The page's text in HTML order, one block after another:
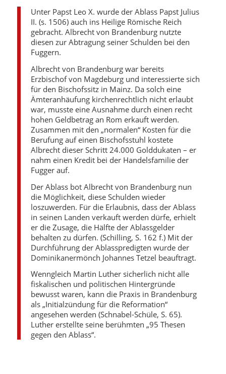
Unter Papst Leo X. wurde der Ablass Papst Julius
II. (s. 1506) auch ins Heilige Römische Reich
gebracht. Albrecht von Brandenburg nutzte
diesen zur Abtragung seiner Schulden bei den
Fuggern.
Albrecht von Brandenburg war bereits
Erzbischof von Magdeburg und interessierte sich
für den Bischofssitz in Mainz. Da solch eine
Ämteranhäufung kirchenrechtlich nicht erlaubt
war, musste eine Ausnahme durch einen recht
hohen Geldbetrag an Rom erkauft werden.
Zusammen mit den „normalen“ Kosten für die
Berufung auf einen Bischofsstuhl kostete
Albrecht dieser Schritt 24.000 Golddukaten – er
nahm einen Kredit bei der Handelsfamilie der
Fugger auf.
Der Ablass bot Albrecht von Brandenburg nun
die Möglichkeit, diese Schulden wieder
loszuwerden. Für die Erlaubnis, dass der Ablass
in seinen Landen verkauft werden dürfe, erhielt
er die Zusage, die Hälfte der Ablassgelder
behalten zu dürfen. (Schilling, S. 162 f.) Mit der
Durchführung der Ablasspredigten wurde der
Dominikanermönch Johannes Tetzel beauftragt.
Wenngleich Martin Luther sicherlich nicht alle
fiskalischen und politischen Hintergründe
bewusst waren, kann die Praxis in Brandenburg
als „Initialzündung für die Reformation“
angesehen werden (Schnabel-Schüle, S. 65).
Luther erstellte seine berühmten „95 Thesen
gegen den Ablass“.